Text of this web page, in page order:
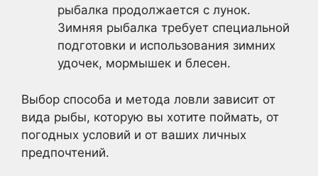
рыбалка продолжается с лунок.
Зимняя рыбалка требует специальной
подготовки и использования зимних
удочек, мормышек и блесен.
Выбор способа и метода ловли зависит от
вида рыбы, которую вы хотите поймать, от
погодных условий и от ваших личных
предпочтений.